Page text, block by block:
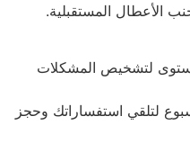
الأعطال المستقبلية.
لتشخيص المشكلات
لتلقي استفساراتك وحجز